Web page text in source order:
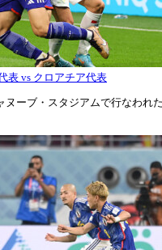
表 vs クロアチア代表
ーブ・スタジアムで行なわ